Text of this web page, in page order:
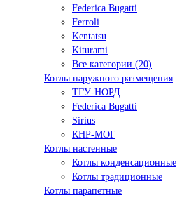
Federica Bugatti
Ferroli
Kentatsu
Kiturami
Все категории (20)
Котлы наружного размещения
ТГУ-НОРД
Federica Bugatti
Sirius
КНР-МОГ
Котлы настенные
Котлы конденсационные
Котлы традиционные
Котлы парапетные